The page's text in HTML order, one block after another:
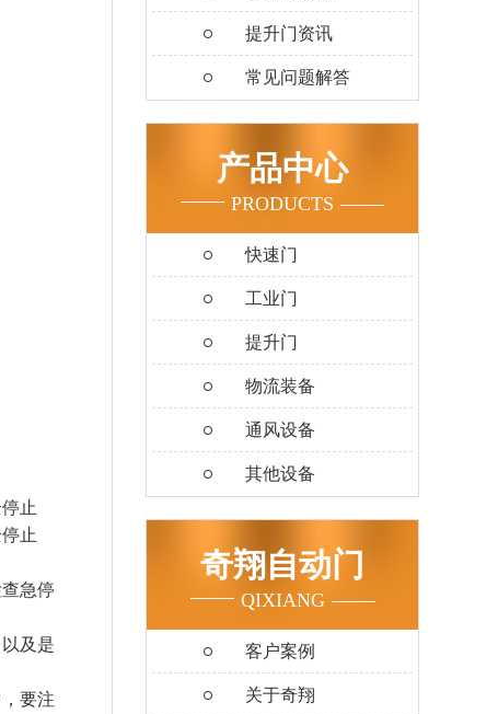
止
止
急停
及是
要注
提升门资讯
常见问题解答
产品中心
PRODUCTS
快速门
工业门
提升门
物流装备
通风设备
其他设备
奇翔自动门
QIXIANG
客户案例
关于奇翔